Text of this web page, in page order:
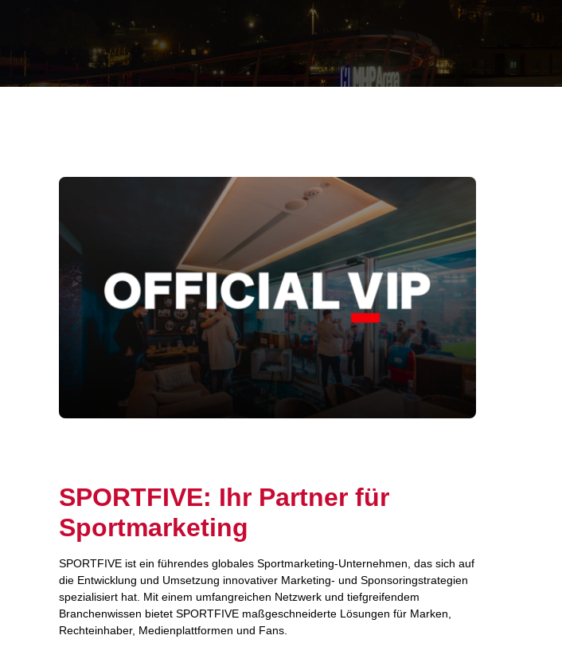
SPORTFIVE: Ihr Partner für
Sportmarketing
SPORTFIVE ist ein führendes globales Sportmarketing-Unternehmen, das sich auf
die Entwicklung und Umsetzung innovativer Marketing- und Sponsoringstrategien
spezialisiert hat. Mit einem umfangreichen Netzwerk und tiefgreifendem
Branchenwissen bietet SPORTFIVE maßgeschneiderte Lösungen für Marken,
Rechteinhaber, Medienplattformen und Fans.